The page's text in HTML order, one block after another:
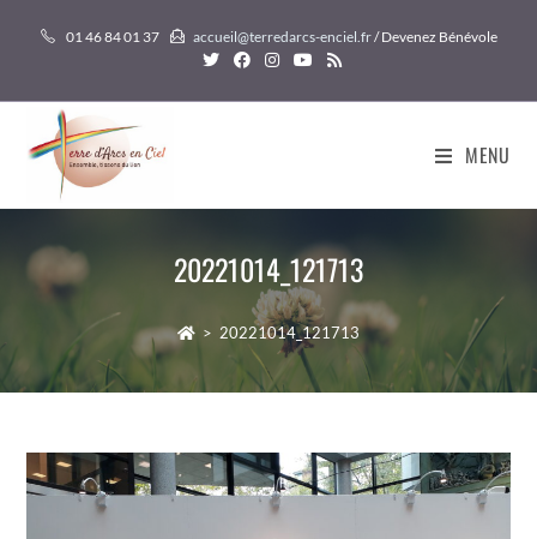
01 46 84 01 37 accueil@terredarcs-enciel.fr/ Devenez Bénévole
MENU
20221014_121713
> 20221014_121713